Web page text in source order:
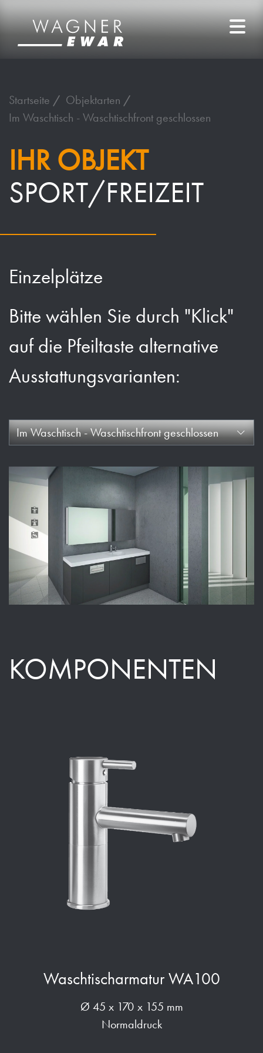
Startseite
Objektarten
Im Waschtisch - Waschtischfront geschlossen
IHR OBJEKT
SPORT/FREIZEIT
Einzelplätze
Bitte wählen Sie durch "Klick"
auf die Pfeiltaste alternative
Ausstattungsvarianten:
Im Waschtisch - Waschtischfront geschlossen
KOMPONENTEN
Waschtischarmatur WA100
Ø 45 x 170 x 155 mm
Normaldruck